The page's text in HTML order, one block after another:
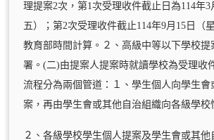
理提案2次，第1次受理收件截止日為114年3
五）；第2次受理收件截止114年9月15日（
教育部時間計算。２、高級中等以下學校提
署。(二)由提案人提案時就讀學校為受理收
流程分為兩個管道：１、學生個人向學生會
案，再由學生會或其他自治組織向各級學校
２、各級學校學生個人提案及學生會或其